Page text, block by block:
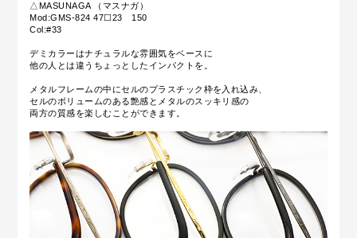
△MASUNAGA （マスナガ）
Mod:GMS-824 47☐23 150
Col:#33
デミカラーはナチュラルな雰囲気をベースに
他の人とは違うちょっとしたインパクトを。
メタルフレームの中にセルのプラスチック枠を入れ込み、
セルのボリュームのある艶感とメタルのスッキリ感の
両方の質感を楽しむことができます。